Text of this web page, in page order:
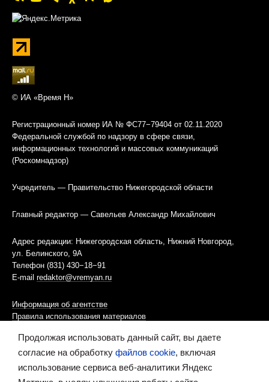
© ИА «Время Н»
Регистрационный номер ИА № ФС77−79404 от 02.11.2020
Федеральной службой по надзору в сфере связи,
информационных технологий и массовых коммуникаций
(Роскомнадзор)
Учредитель — Правительство Нижегородской области
Главный редактор — Савельев Александр Михайлович
Адрес редакции: Нижегородская область, Нижний Новгород,
ул. Белинского, 9А
Телефон (831) 430−18−91
E-mail redaktor@vremyan.ru
Информация об агентстве
Правила использования материалов
Информационная политика использования «cookies»-файлов
Ресурс содержит материалы 16+
Продолжая использовать данный сайт, вы даете
согласие на обработку файлов cookie, включая
использование сервиса веб-аналитики Яндекс